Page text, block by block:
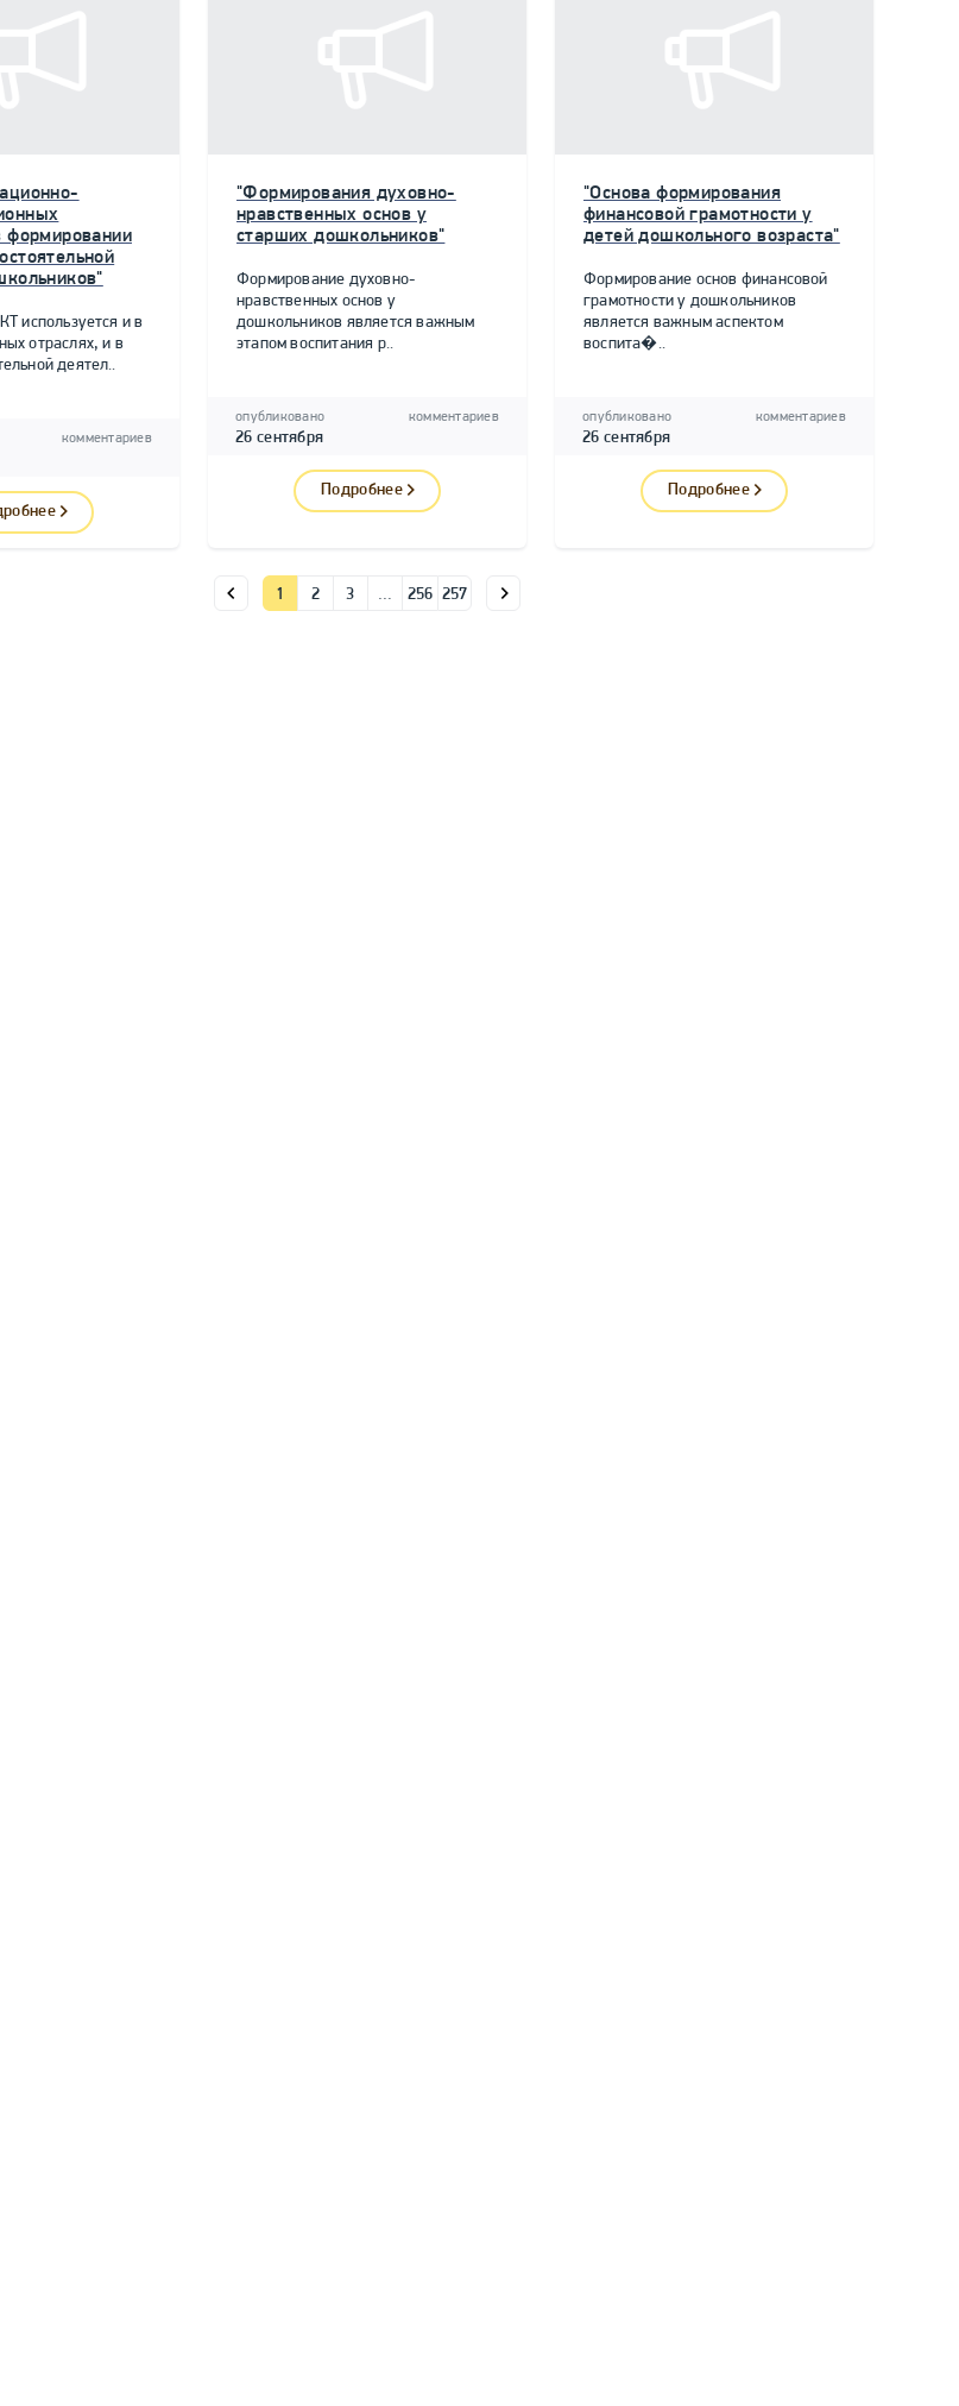
формировании
используется и в
отраслях, и в
деятел..
комментариев
"Формирования духовно-
нравственных основ у
старших дошкольников"
Формирование духовно-
нравственных основ у
дошкольников является важным
этапом воспитания р..
опубликовано
26 сентября
комментариев
Подробнее
"Основа формирования
финансовой грамотности у
детей дошкольного возраста"
Формирование основ финансовой
грамотности у дошкольников
является важным аспектом
воспита�..
опубликовано
26 сентября
комментариев
Подробнее
1 2 3 … 256 257